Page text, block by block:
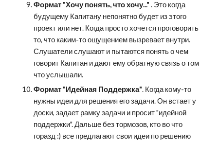
Формат "Хочу понять, что хочу..." . Это когда
будущему Капитану непонятно будет из этого
проект или нет. Когда просто хочется проговорить
то, что каким-то ощущением вызревает внутри.
Слушатели слушают и пытаются понять о чем
говорит Капитан и дают ему обратную связь о том
что услышали.
Формат "Идейная Поддержка". Когда кому-то
нужны идеи для решения его задачи. Он встает у
доски, задает рамку задачи и просит "идейной
поддержки". Дальше без тормозов, кто во что
горазд :) все предлагают свои идеи по решению